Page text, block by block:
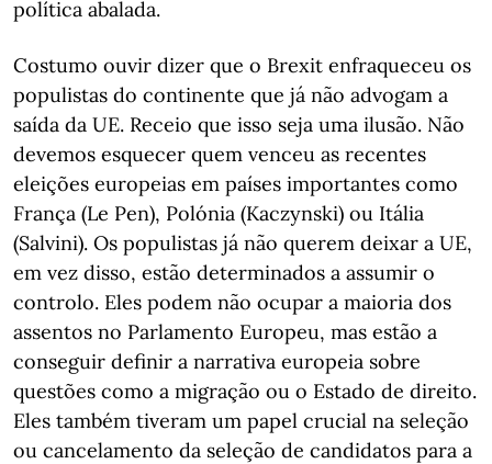
política abalada.
Costumo ouvir dizer que o Brexit enfraqueceu os
populistas do continente que já não advogam a
saída da UE. Receio que isso seja uma ilusão. Não
devemos esquecer quem venceu as recentes
eleições europeias em países importantes como
França (Le Pen), Polónia (Kaczynski) ou Itália
(Salvini). Os populistas já não querem deixar a UE,
em vez disso, estão determinados a assumir o
controlo. Eles podem não ocupar a maioria dos
assentos no Parlamento Europeu, mas estão a
conseguir definir a narrativa europeia sobre
questões como a migração ou o Estado de direito.
Eles também tiveram um papel crucial na seleção
ou cancelamento da seleção de candidatos para a